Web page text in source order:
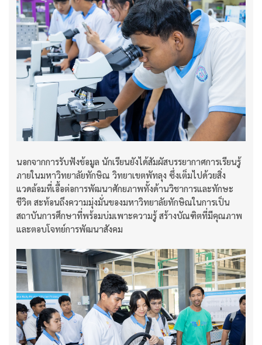
นอกจากการรับฟังข้อมูล นักเรียนยังได้สัมผัสบรรยากาศการเรียนรู้
ภายในมหาวิทยาลัยทักษิณ วิทยาเขตพัทลุง ซึ่งเต็มไปด้วยสิ่ง
แวดล้อมที่เอื้อต่อการพัฒนาศักยภาพทั้งด้านวิชาการและทักษะ
ชีวิต สะท้อนถึงความมุ่งมั่นของมหาวิทยาลัยทักษิณในการเป็น
สถาบันการศึกษาที่พร้อมบ่มเพาะความรู้ สร้างบัณฑิตที่มีคุณภาพ
และตอบโจทย์การพัฒนาสังคม